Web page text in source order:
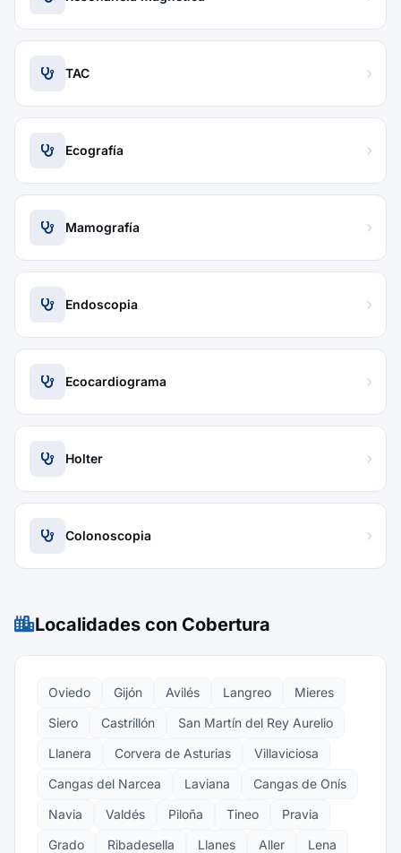
TAC
Ecografía
Mamografía
Endoscopia
Ecocardiograma
Holter
Colonoscopia
Localidades con Cobertura
Oviedo Gijón Avilés Langreo
Mieres
Siero
Castrillón
San Martín del Rey Aurelio
Llanera
Corvera de Asturias
Villaviciosa
Cangas del Narcea
Laviana
Cangas de Onís
Navia
Valdés Piloña Tineo
Pravia
Grado
Ribadesella Llanes Aller
Lena